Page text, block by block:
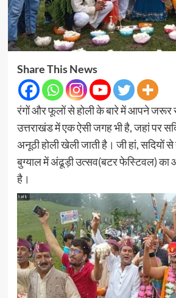
Share This News
रंगों और फूलों से होली के बारे में आपने जरूर
उत्तराखंड में एक ऐसी जगह भी है, जहां पर
अनूठी होली खेली जाती है। जी हां, सदियों से
बुग्याल में अंढूड़ी उत्सव(बटर फेस्टिवल) का
है।